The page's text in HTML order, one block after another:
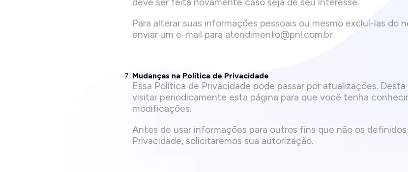
Para alterar suas informações pessoais ou mesmo excluí-las do
enviar um e-mail para atendimento@pnl.com.br.
Mudanças na Política de Privacidade
Essa Política de Privacidade pode passar por atualizações.
visitar periodicamente esta página para que você tenha
modificações.
Antes de usar informações para outros fins que não os
Privacidade, solicitaremos sua autorização.